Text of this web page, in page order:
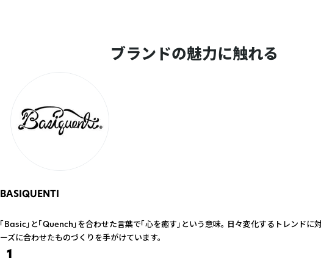
ブランドの魅力に触れる
BASIQUENTI
「Basic」と「Quench」を合わせた言葉で「心を癒す」という意味。 日々変化するトレンドに
ーズに合わせたものづくりを手がけています。
1